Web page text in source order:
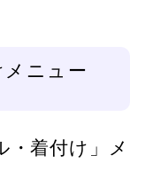
ニュー
・着付け」メ